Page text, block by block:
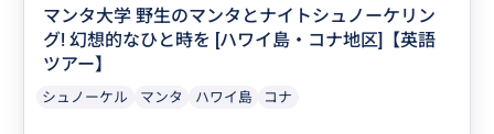
マンタ大学 野生のマンタとナイトシュノーケリン
グ! 幻想的なひと時を [ハワイ島・コナ地区]【英語
ツアー】
シュノーケル マンタ ハワイ島 コナ